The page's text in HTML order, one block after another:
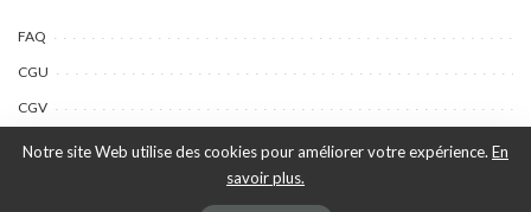
FAQ
CGU
CGV
©Toombow Kids, 2022 - 2024 - Tous droits réservés | Créé par Ewing
Notre site Web utilise des cookies pour améliorer votre expérience. En
savoir plus.